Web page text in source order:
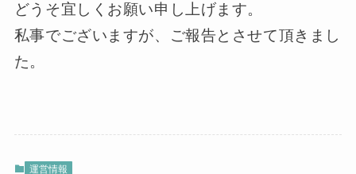
どうそ宜しくお願い申し上げます。
私事でございますが、ご報告とさせて頂きまし
た。
運営情報